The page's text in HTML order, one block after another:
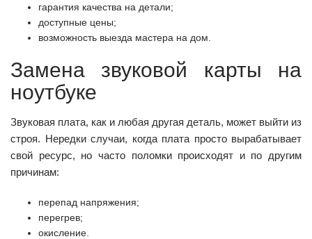
гарантия качества на детали;
доступные цены;
возможность выезда мастера на дом.
Замена звуковой карты на
ноутбуке
Звуковая плата, как и любая другая деталь, может выйти из
строя. Нередки случаи, когда плата просто вырабатывает
свой ресурс, но часто поломки происходят и по другим
причинам:
перепад напряжения;
перегрев;
окисление.